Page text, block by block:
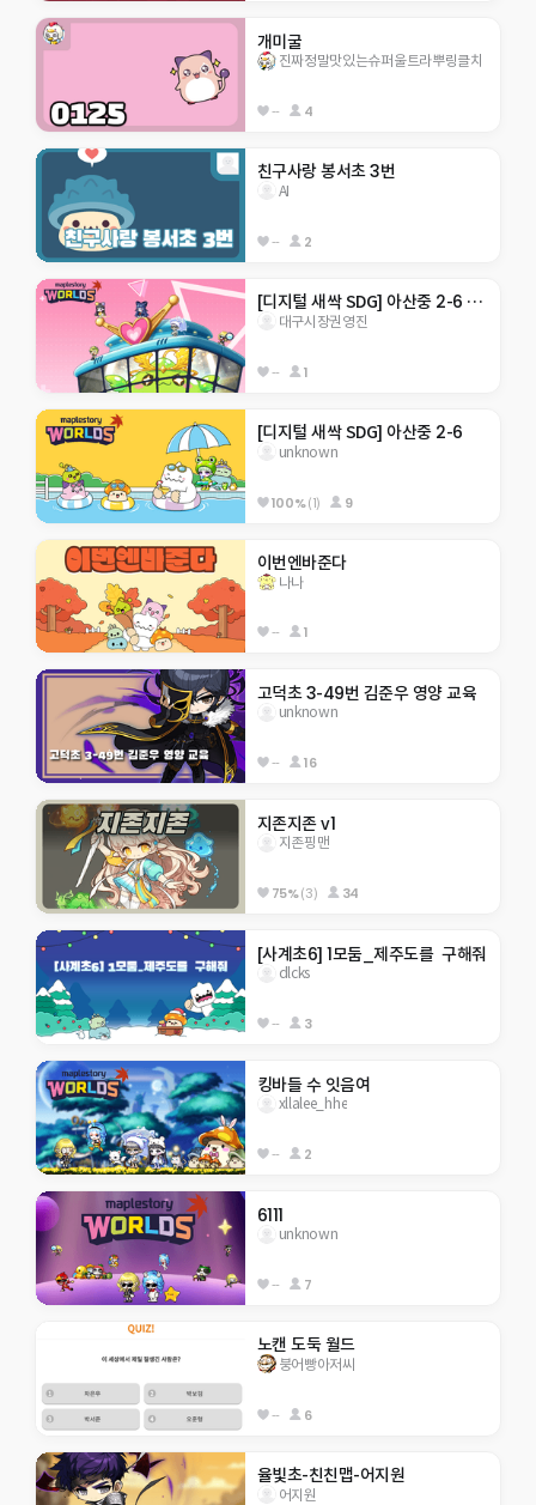
개미굴
진짜정말맛있는슈퍼울트라뿌링클치
-- 4
친구사랑 봉서초 3번
AI
-- 2
[디지털 새싹 SDG] 아산중 2-6 지구 구하기
대구시장권영진
-- 1
[디지털 새싹 SDG] 아산중 2-6
unknown
100%(1) 9
이번엔바준다
나나
-- 1
고덕초 3-49번 김준우 영양 교육
unknown
-- 16
지존지존 v1
지존핑맨
75%(3) 34
[사계초6] 1모둠_제주도를  구해줘
dlcks
-- 3
킹바들 수 잇음여
xllalee_hhe
-- 2
6111
unknown
-- 7
노캔 도둑 월드
붕어빵아저씨
-- 6
율빛초-친친맵-어지원
어지원